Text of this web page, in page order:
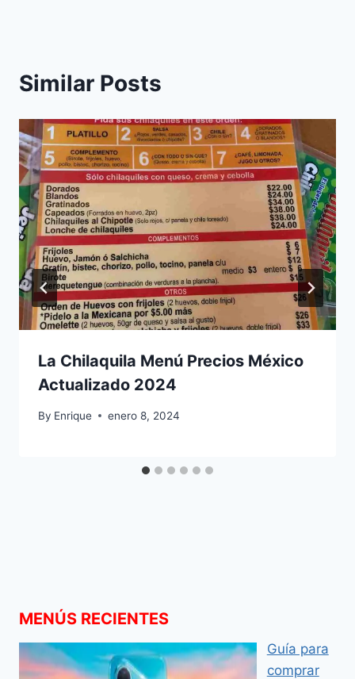
Similar Posts
La Chilaquila Menú Precios México
Actualizado 2024
By Enrique enero 8, 2024
MENÚS RECIENTES
Guía para
comprar